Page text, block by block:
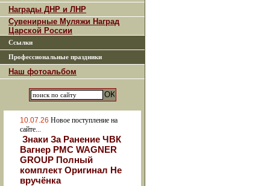
Награды ДНР и ЛНР
Сувенирные Муляжи Наград
Царской России
Ссылки
Профессиональные праздники
Наш фотоальбом
10.07.26 Новое поступление на
сайте...
Знаки За Ранение ЧВК
Вагнер РМС WAGNER
GROUP Полный
комплект Оригинал Не
вручёнка